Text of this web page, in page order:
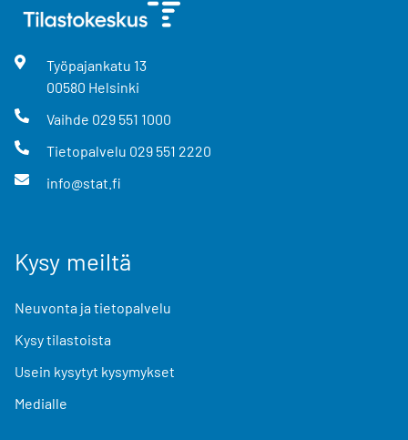
Työpajankatu 13
00580 Helsinki
Vaihde 029 551 1000
Tietopalvelu 029 551 2220
info@stat.fi
Kysy meiltä
Neuvonta ja tietopalvelu
Kysy tilastoista
Usein kysytyt kysymykset
Medialle